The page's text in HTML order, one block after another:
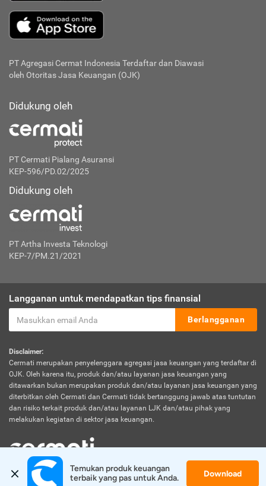
PT Agregasi Cermat Indonesia Terdaftar dan Diawasi
oleh Otoritas Jasa Keuangan (OJK)
Didukung oleh
PT Cermati Pialang Asuransi
KEP-596/PD.02/2025
Didukung oleh
PT Artha Investa Teknologi
KEP-7/PM.21/2021
Langganan untuk mendapatkan tips finansial
Berlangganan
Disclaimer:
Cermati merupakan penyelenggara agregasi jasa keuangan yang terdaftar di
OJK. Oleh karena itu, produk dan/atau layanan jasa keuangan yang
ditawarkan bukan merupakan produk dan/atau layanan jasa keuangan yang
diterbitkan oleh Cermati dan Cermati tidak bertanggung jawab atas tuntutan
dan risiko terkait produk dan/atau layanan LJK dan/atau pihak yang
melakukan kegiatan di sektor jasa keuangan.
© 2026 Cermati. All Rights Reserved.
Temukan produk keuangan
terbaik yang pas untuk Anda.
Download